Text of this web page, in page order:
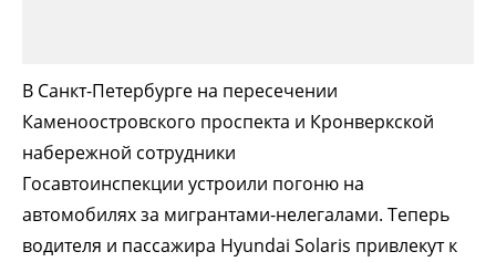
В Санкт-Петербурге на пересечении
Каменоостровского проспекта и Кронверкской
набережной сотрудники
Госавтоинспекции устроили погоню на
автомобилях за мигрантами-нелегалами. Теперь
водителя и пассажира Hyundai Solaris привлекут к